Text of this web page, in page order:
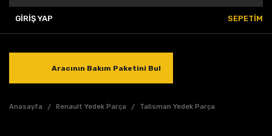
GİRİŞ YAP SEPETİM
Aracının Bakım Paketini Bul
Anasayfa Renault Yedek Parça Talisman Yedek Parça